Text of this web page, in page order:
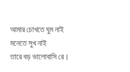
আমার চোখতে ঘুম নাই
মনেতে সুখ নাই
তারে বড় ভালোবাসি রে।